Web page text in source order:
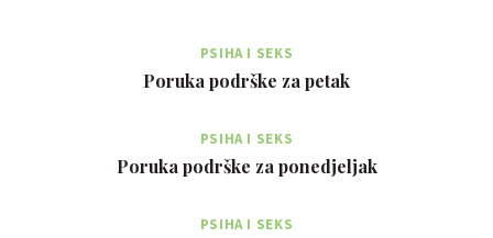
PSIHA I SEKS
Poruka podrške za petak
PSIHA I SEKS
Poruka podrške za ponedjeljak
PSIHA I SEKS